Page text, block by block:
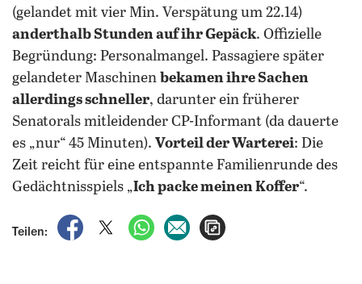
(gelandet mit vier Min. Verspätung um 22.14)
anderthalb Stunden auf ihr Gepäck. Offizielle
Begründung: Personalmangel. Passagiere später
gelandeter Maschinen bekamen ihre Sachen
allerdings schneller, darunter ein früherer
Senatorals mitleidender CP-Informant (da dauerte
es „nur“ 45 Minuten). Vorteil der Warterei: Die
Zeit reicht für eine entspannte Familienrunde des
Gedächtnisspiels „Ich packe meinen Koffer“.
Teilen:
auf Facebook teilen
auf X teilenper WhatsApp teilen
per E-Mail teilen